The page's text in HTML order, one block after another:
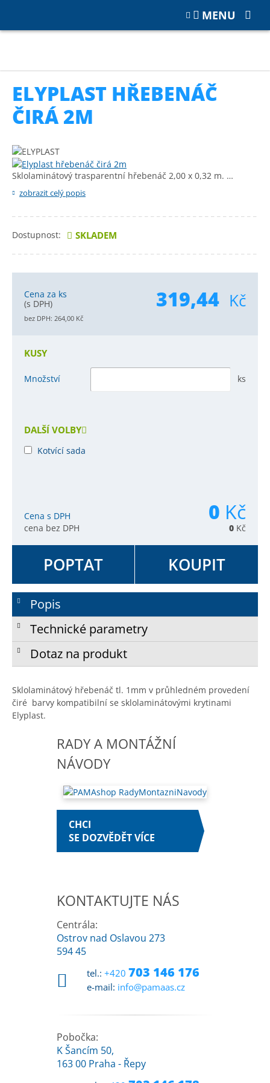
ELYPLAST HŘEBENÁČ
ČIRÁ 2M
Sklolaminátový trasparentní hřebenáč 2,00 x 0,32 m. …
zobrazit celý popis
Dostupnost: SKLADEM
Cena za ks
(s DPH)
319,44 Kč
bez DPH: 264,00 Kč
KUSY
Množství ks
DALŠÍ VOLBY
Kotvící sada
Cena s DPH 0 Kč
cena bez DPH 0 Kč
POPTAT KOUPIT
Popis
Technické parametry
Dotaz na produkt
Sklolaminátový hřebenáč tl. 1mm v průhledném provedení
čiré barvy kompatibilní se sklolaminátovými krytinami
Elyplast.
RADY A MONTÁŽNÍ
NÁVODY
CHCI
SE DOZVĚDĚT VÍCE
KONTAKTUJTE NÁS
Centrála:
Ostrov nad Oslavou 273
594 45
tel.: +420 703 146 176
e-mail: info@pamaas.cz
Pobočka:
K Šancím 50,
163 00 Praha - Řepy
MENU